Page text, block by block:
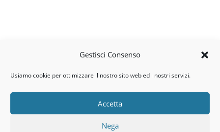
Gestisci Consenso
Usiamo cookie per ottimizzare il nostro sito web ed i nostri servizi.
Accetta
Nega
Via dell’artigianato, 14 – 31030